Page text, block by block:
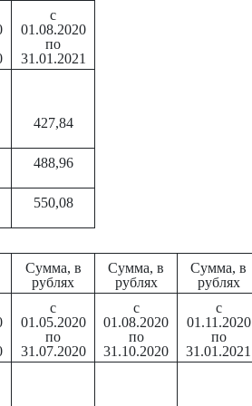
с
01.08.2020
по
31.01.2021
427,84
488,96
550,08
Сумма, в
рублях
Сумма, в
рублях
Сумма, в
рублях
с
01.05.2020
по
31.07.2020
с
01.08.2020
по
31.10.2020
с
01.11.2020
по
31.01.2021